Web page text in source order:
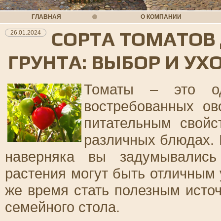
ГЛАВНАЯ О КОМПАНИИ
26.01.2024
СОРТА
ГРУНТА: ВЫБОР И
Томаты – это
востребованных
питательным
различных блюдах.
наверняка вы
растения могут быть
же время стать полезным
семейного стола.